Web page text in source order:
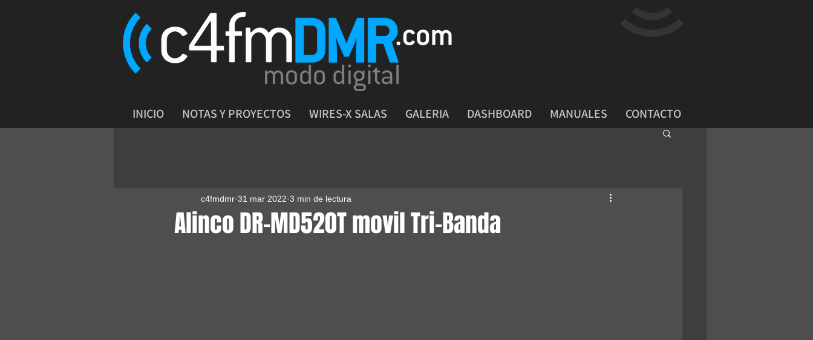
INICIO NOTAS Y PROYECTOS WIRES-X SALAS GALERIA DASHBOARD MANUALES CONTACTO
Alinco DR-MD520T movil Tri-Banda
c4fmdmr 31 mar 2022 3 min de lectura